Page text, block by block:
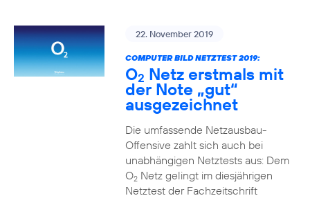
22. November 2019
COMPUTER BILD NETZTEST 2019:
O2 Netz erstmals mit
der Note „gut“
ausgezeichnet
Die umfassende Netzausbau-
Offensive zahlt sich auch bei
unabhängigen Netztests aus: Dem
O2Netz gelingt im diesjährigen
Netztest der Fachzeitschrift